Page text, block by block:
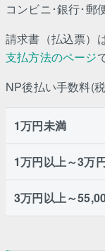
コンビニ･銀行･郵
請求書（払込票）
支払方法のページ
NP後払い手数料(
1万円未満
1万円以上～3万
3万円以上～